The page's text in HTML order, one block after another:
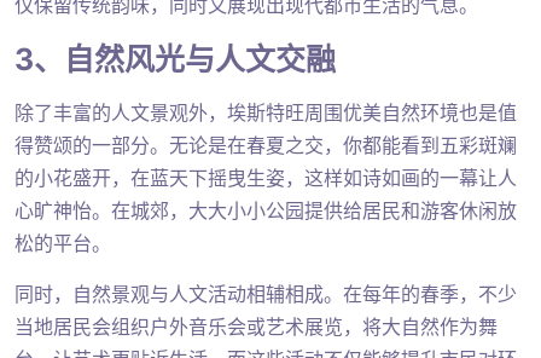
仅保留传统韵味，同时又展现出现代都市生活的气息。
3、自然风光与人文交融
除了丰富的人文景观外，埃斯特旺周围优美自然环境也是值
得赞颂的一部分。无论是在春夏之交，你都能看到五彩斑斓
的小花盛开，在蓝天下摇曳生姿，这样如诗如画的一幕让人
心旷神怡。在城郊，大大小小公园提供给居民和游客休闲放
松的平台。
同时，自然景观与人文活动相辅相成。在每年的春季，不少
当地居民会组织户外音乐会或艺术展览，将大自然作为舞